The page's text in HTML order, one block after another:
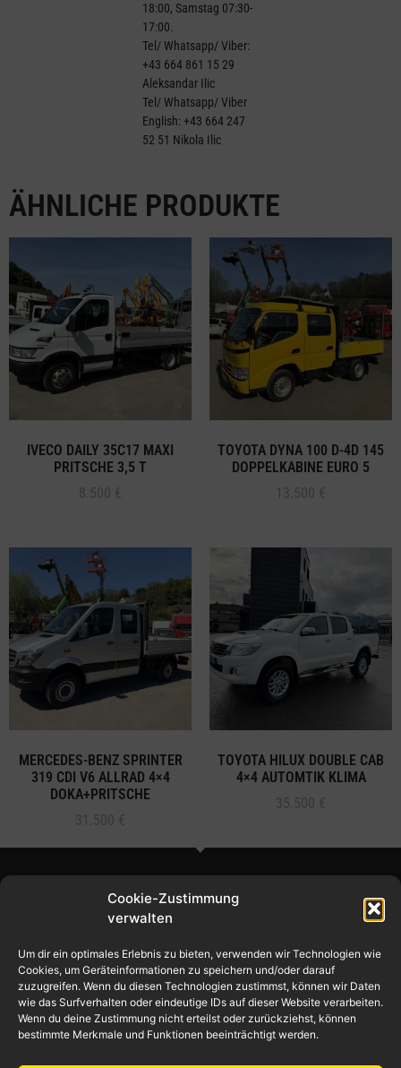
Cookie-Zustimmung
verwalten
Um dir ein optimales Erlebnis zu bieten, verwenden wir Technologien wie
Cookies, um Geräteinformationen zu speichern und/oder darauf
zuzugreifen. Wenn du diesen Technologien zustimmst, können wir Daten
wie das Surfverhalten oder eindeutige IDs auf dieser Website verarbeiten.
Wenn du deine Zustimmung nicht erteilst oder zurückziehst, können
bestimmte Merkmale und Funktionen beeinträchtigt werden.
18:00, Samstag 07:30-
17:00.
Tel/ Whatsapp/ Viber:
+43 664 861 15 29
Aleksandar Ilic
Tel/ Whatsapp/ Viber
English: +43 664 247
52 51 Nikola Ilic
ÄHNLICHE PRODUKTE
IVECO DAILY 35C17 MAXI
PRITSCHE 3,5 T
TOYOTA DYNA 100 D-4D 145
DOPPELKABINE EURO 5
MERCEDES-BENZ SPRINTER
319 CDI V6 ALLRAD 4×4
DOKA+PRITSCHE
TOYOTA HILUX DOUBLE CAB
4×4 AUTOMTIK KLIMA
© 2024 – Ilic Handel
Impressum / Datenschutz